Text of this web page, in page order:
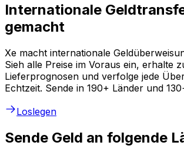
Internationale
gemacht
Xe macht internationale
Sieh alle Preise im Voraus ein, erhalte
Lieferprognosen und verfolge jede
Echtzeit. Sende in 190+ Länder und
Loslegen
Sende Geld an folgende